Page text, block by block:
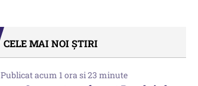
CELE MAI NOI ȘTIRI
Publicat acum 1 ora si 23 minute